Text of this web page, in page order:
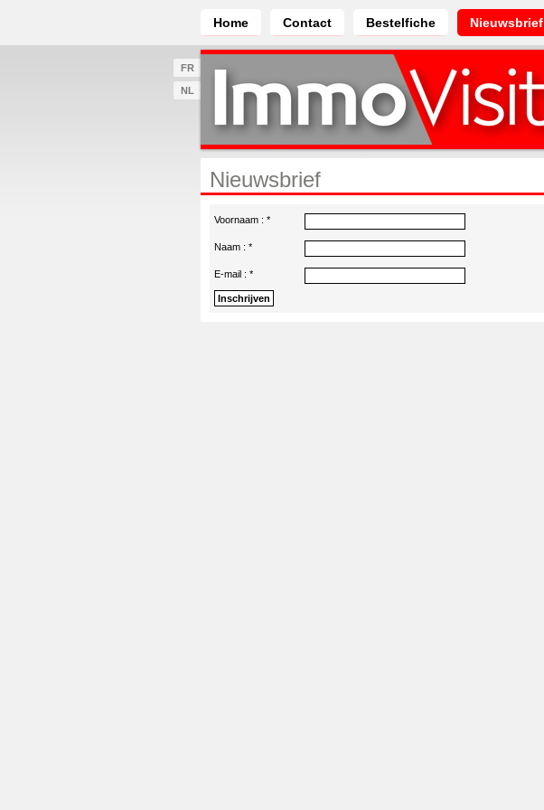
Home Contact Bestelfiche Nieuwsbrief
FR
NL
Nieuwsbrief
Voornaam : *
Naam : *
E-mail : *